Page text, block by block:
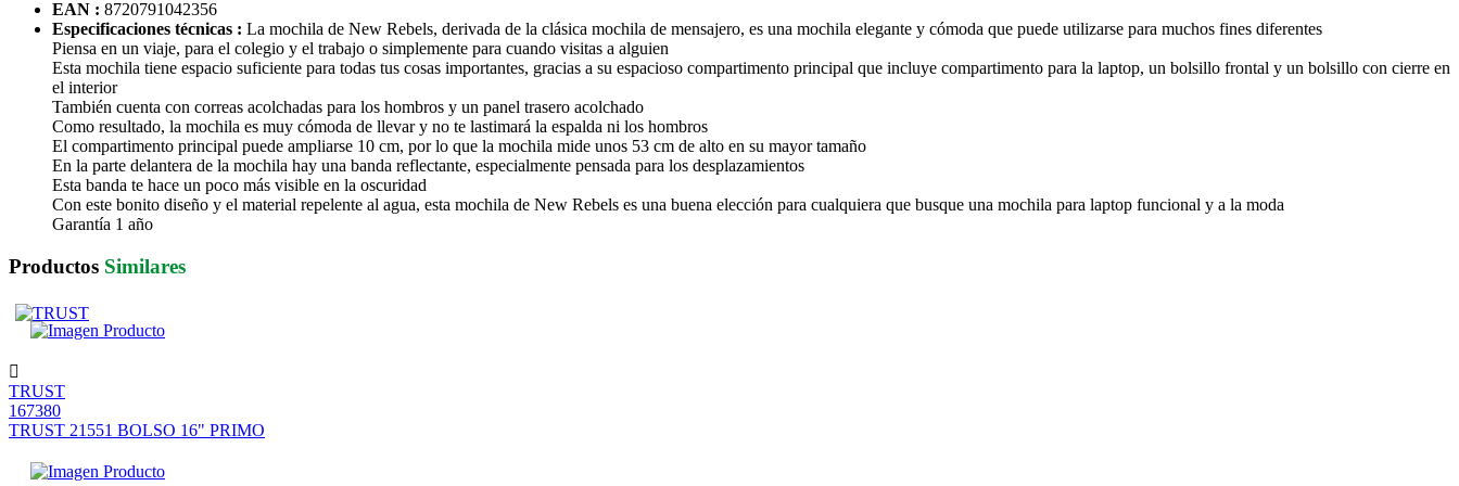
EAN : 8720791042356
Especificaciones técnicas : La mochila de New Rebels, derivada de la clásica mochila de mensajero, es una mochila elegante y cómoda que puede utilizarse para muchos fines diferentes
Piensa en un viaje, para el colegio y el trabajo o simplemente para cuando visitas a alguien
Esta mochila tiene espacio suficiente para todas tus cosas importantes, gracias a su espacioso compartimento principal que incluye compartimento para la laptop, un bolsillo frontal y un bolsillo con cierre en
el interior
También cuenta con correas acolchadas para los hombros y un panel trasero acolchado
Como resultado, la mochila es muy cómoda de llevar y no te lastimará la espalda ni los hombros
El compartimento principal puede ampliarse 10 cm, por lo que la mochila mide unos 53 cm de alto en su mayor tamaño
En la parte delantera de la mochila hay una banda reflectante, especialmente pensada para los desplazamientos
Esta banda te hace un poco más visible en la oscuridad
Con este bonito diseño y el material repelente al agua, esta mochila de New Rebels es una buena elección para cualquiera que busque una mochila para laptop funcional y a la moda
Garantía 1 año
Productos Similares
TRUST
167380
TRUST 21551 BOLSO 16" PRIMO